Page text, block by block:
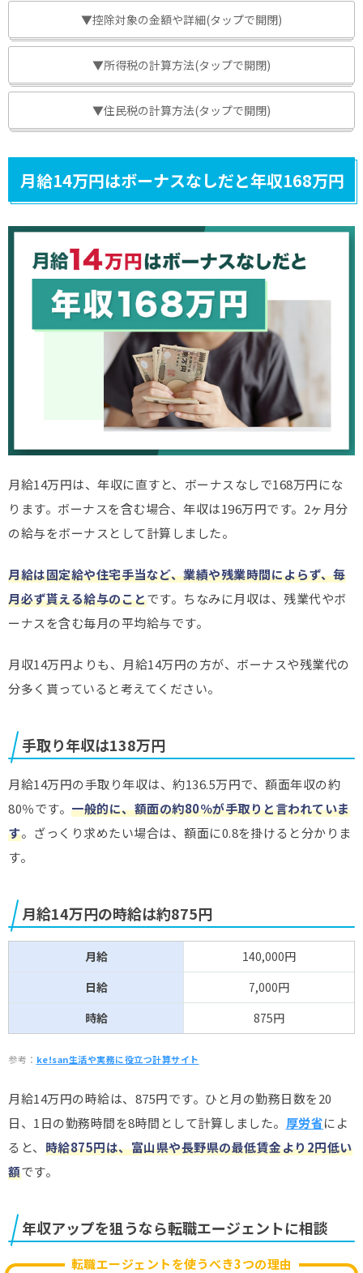
▼控除対象の金額や詳細(タップで開閉)
▼所得税の計算方法(タップで開閉)
▼住民税の計算方法(タップで開閉)
月給14万円はボーナスなしだと年収168万円
月給14万円は、年収に直すと、ボーナスなしで168万円にな
ります。ボーナスを含む場合、年収は196万円です。2ヶ月分
の給与をボーナスとして計算しました。
月給は固定給や住宅手当など、業績や残業時間によらず、毎
月必ず貰える給与のことです。ちなみに月収は、残業代やボ
ーナスを含む毎月の平均給与です。
月収14万円よりも、月給14万円の方が、ボーナスや残業代の
分多く貰っていると考えてください。
手取り年収は138万円
月給14万円の手取り年収は、約136.5万円で、額面年収の約
80％です。 一般的に、額面の約80％が手取りと言われていま
す。ざっくり求めたい場合は、額面に0.8を掛けると分かりま
す。
月給14万円の時給は約875円
月給
140,000円
日給
7,000円
時給
875円
参考： ke!san生活や実務に役立つ計算サイト
月給14万円の時給は、875円です。ひと月の勤務日数を20
日、1日の勤務時間を8時間として計算しました。 厚労省によ
ると、 時給875円は、富山県や長野県の最低賃金より2円低い
額です。
年収アップを狙うなら転職エージェントに相談
転職エージェントを使うべき3つの理由